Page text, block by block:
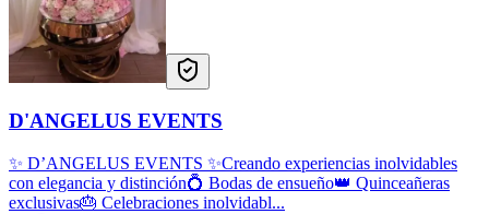
D'ANGELUS EVENTS
✨ D’ANGELUS EVENTS ✨Creando experiencias inolvidables
con elegancia y distinción💍 Bodas de ensueño👑 Quinceañeras
exclusivas🎂 Celebraciones inolvidabl...